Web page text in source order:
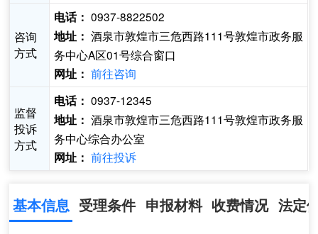
咨询
方式
电话： 0937-8822502
地址： 酒泉市敦煌市三危西路111号敦煌市政务服
务中心A区01号综合窗口
网址： 前往咨询
监督
投诉
方式
电话： 0937-12345
地址： 酒泉市敦煌市三危西路111号敦煌市政务服
务中心综合办公室
网址： 前往投诉
基本信息 受理条件 申报材料 收费情况 法定